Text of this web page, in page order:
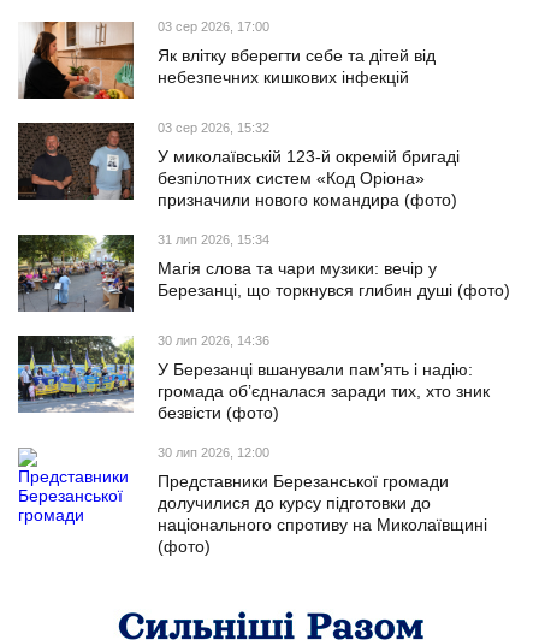
03 сер 2026, 17:00
Як влітку вберегти себе та дітей від
небезпечних кишкових інфекцій
03 сер 2026, 15:32
У миколаївській 123-й окремій бригаді
безпілотних систем «Код Оріона»
призначили нового командира (фото)
31 лип 2026, 15:34
Магія слова та чари музики: вечір у
Березанці, що торкнувся глибин душі (фото)
30 лип 2026, 14:36
У Березанці вшанували пам’ять і надію:
громада об’єдналася заради тих, хто зник
безвісти (фото)
30 лип 2026, 12:00
Представники Березанської громади
долучилися до курсу підготовки до
національного спротиву на Миколаївщині
(фото)